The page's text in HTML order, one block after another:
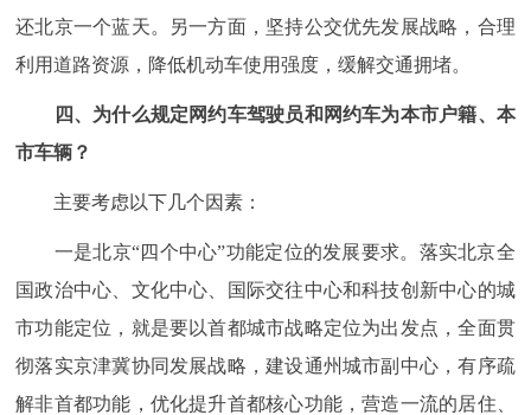
还北京一个蓝天。另一方面，坚持公交优先发展战略，合理
利用道路资源，降低机动车使用强度，缓解交通拥堵。
四、为什么规定网约车驾驶员和网约车为本市户籍、本
市车辆？
主要考虑以下几个因素：
一是北京“四个中心”功能定位的发展要求。落实北京全
国政治中心、文化中心、国际交往中心和科技创新中心的城
市功能定位，就是要以首都城市战略定位为出发点，全面贯
彻落实京津冀协同发展战略，建设通州城市副中心，有序疏
解非首都功能，优化提升首都核心功能，营造一流的居住、